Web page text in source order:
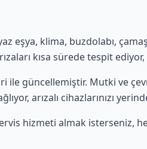
eşya, klima, buzdolabı,
kısa sürede tespit
ile güncellemiştir. Mutki ve
arızalı cihazlarınızı
hizmeti almak isterseniz,